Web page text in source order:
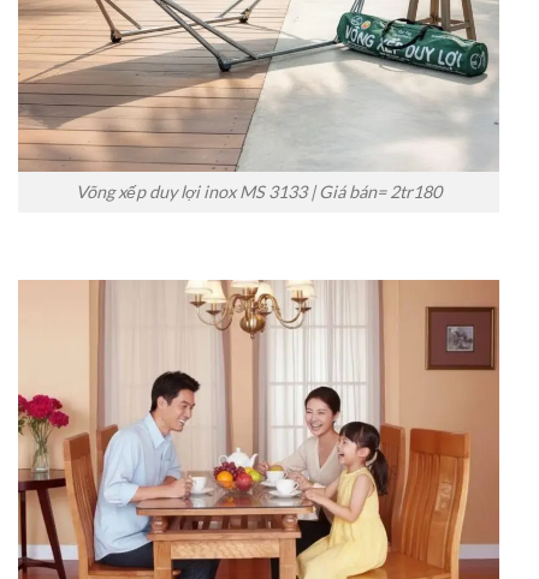
Võng xếp duy lợi inox MS 3133 | Giá bán= 2tr180